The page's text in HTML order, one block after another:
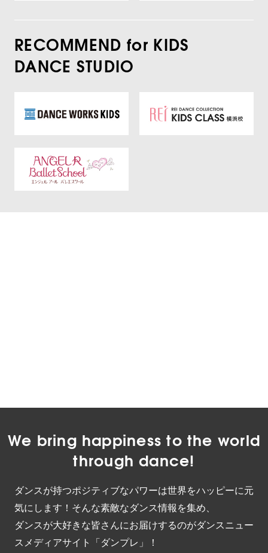
RECOMMEND for KIDS
DANCE STUDIO
We bring happiness to the world
through dance!
ダンスが持つポジティブなパワーは世界をハッピーに元
気にします！そんな素敵なダンス情報を集め、
ダンスが大好きな皆さんにお届けするのがダンスニュー
スメディアサイト「ダンプレ」！